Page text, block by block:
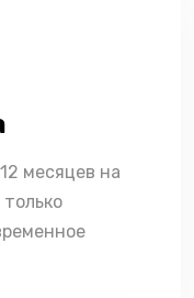
месяцев на